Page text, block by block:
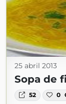
25 abril 2013
Sopa de
52 0